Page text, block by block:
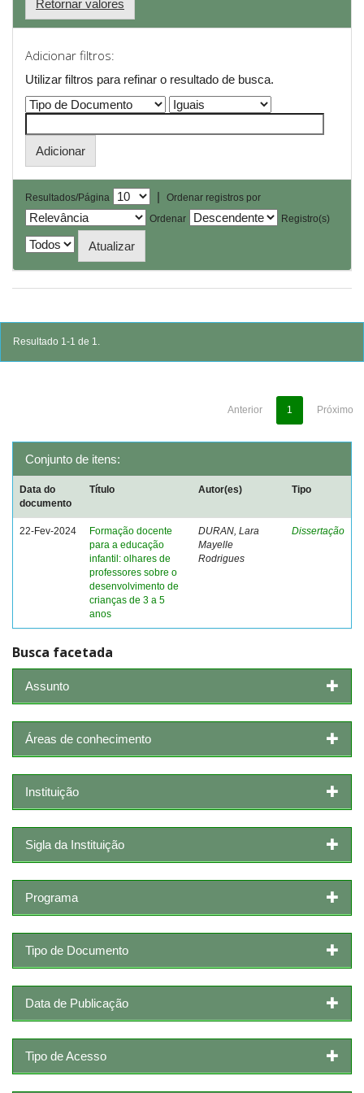
Retornar valores
Adicionar filtros:
Utilizar filtros para refinar o resultado de busca.
Resultados/Página |
Ordenar registros por
Ordenar
Registro(s)
Resultado 1-1 de 1.
Anterior 1 Próximo
Conjunto de itens:
Data do
documento
Título Autor(es) Tipo
22-Fev-2024
Formação docente
para a educação
infantil: olhares de
professores sobre o
desenvolvimento de
crianças de 3 a 5
anos
DURAN, Lara
Mayelle
Rodrigues
Dissertação
Busca facetada
Assunto
Áreas de conhecimento
Instituição
Sigla da Instituição
Programa
Tipo de Documento
Data de Publicação
Tipo de Acesso